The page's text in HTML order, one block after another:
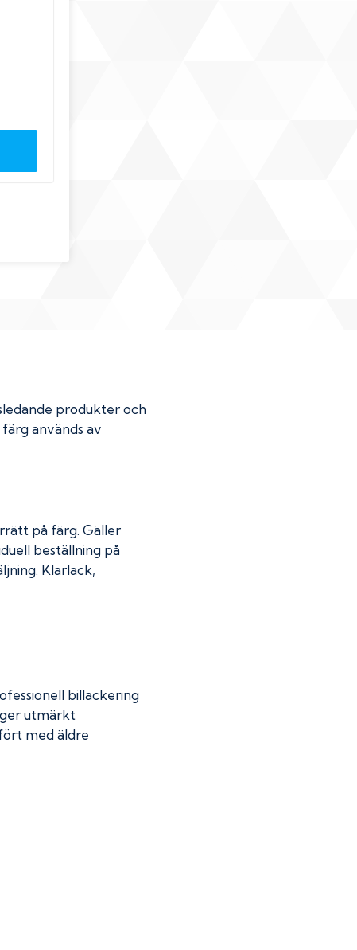
produkter och
används av
på färg. Gäller
beställning på
Klarlack,
billackering
utmärkt
med äldre